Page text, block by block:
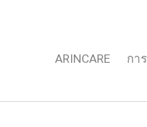
ARINCARE กา